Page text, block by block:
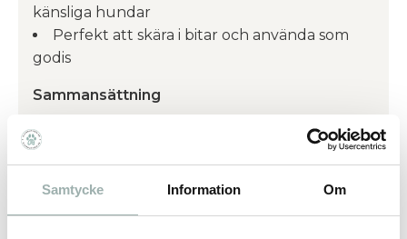
Samtycke Information Om
känsliga hundar
Perfekt att skära i bitar och använda som
godis
Sammansättning
Ankmuskelkött 97 %, vegetabiliska
biprodukter, vitaminer och mineraler,